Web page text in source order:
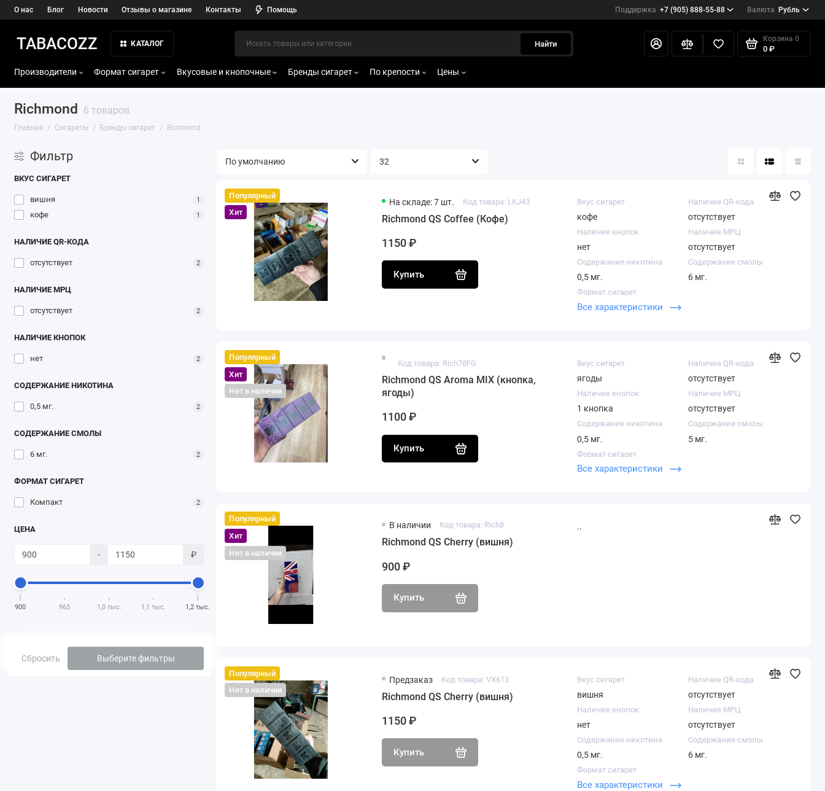
О нас Блог Новости Отзывы о магазине Контакты Помощь Поддержка +7 (905) 888-55-88 Валюта Рубль
TABACOZZ КАТАЛОГ Найти
Корзина 0
0 ₽
Производители Формат сигарет Вкусовые и кнопочные Бренды сигарет По крепости Цены
Richmond 6 товаров
Главная Сигареты Бренды сигарет Richmond
Фильтр
ВКУС СИГАРЕТ
вишня 1
кофе 1
НАЛИЧИЕ QR-КОДА
отсутствует 2
НАЛИЧИЕ МРЦ
отсутствует 2
НАЛИЧИЕ КНОПОК
нет 2
СОДЕРЖАНИЕ НИКОТИНА
0,5 мг. 2
СОДЕРЖАНИЕ СМОЛЫ
6 мг. 2
ФОРМАТ СИГАРЕТ
Компакт 2
ЦЕНА
- ₽
900 963 1,0 тыс. 1,1 тыс. 1,2 тыс.
Сбросить Выберите фильтры
Популярный
Хит
На складе: 7 шт. Код товара: LKJ43
Richmond QS Coffee (Кофе)
1150 ₽
Купить
Вкус сигарет
кофе
Наличие QR-кода
отсутствует
Наличие кнопок
нет
Наличие МРЦ
отсутствует
Содержание никотина
0,5 мг.
Содержание смолы
6 мг.
Формат сигарет
Компакт
Все характеристики
Популярный
Хит
Нет в наличии
Код товара: Rich78FG
Richmond QS Aroma MIX (кнопка,
ягоды)
1100 ₽
Купить
Вкус сигарет
ягоды
Наличие QR-кода
отсутствует
Наличие кнопок
1 кнопка
Наличие МРЦ
отсутствует
Содержание никотина
0,5 мг.
Содержание смолы
5 мг.
Формат сигарет
Компакт
Все характеристики
Популярный
Хит
Нет в наличии
В наличии Код товара: Rich8
Richmond QS Cherry (вишня)
900 ₽
Купить
..
Популярный
Нет в наличии
Предзаказ Код товара: VX613
Richmond QS Cherry (вишня)
1150 ₽
Купить
Вкус сигарет
вишня
Наличие QR-кода
отсутствует
Наличие кнопок
нет
Наличие МРЦ
отсутствует
Содержание никотина
0,5 мг.
Содержание смолы
6 мг.
Формат сигарет
Компакт
Все характеристики